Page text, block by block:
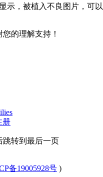
示，被植入不良图片，可
的理解支持！
册
跳转到最后一页
备19005928号 )